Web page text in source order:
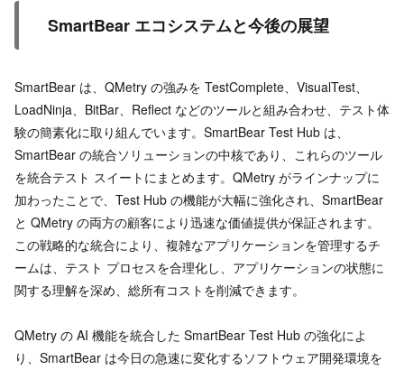
SmartBear エコシステムと今後の展望
SmartBear は、QMetry の強みを TestComplete、VisualTest、
LoadNinja、BitBar、Reflect などのツールと組み合わせ、テスト体
験の簡素化に取り組んでいます。SmartBear Test Hub は、
SmartBear の統合ソリューションの中核であり、これらのツール
を統合テスト スイートにまとめます。QMetry がラインナップに
加わったことで、Test Hub の機能が大幅に強化され、SmartBear
と QMetry の両方の顧客により迅速な価値提供が保証されます。
この戦略的な統合により、複雑なアプリケーションを管理するチ
ームは、テスト プロセスを合理化し、アプリケーションの状態に
関する理解を深め、総所有コストを削減できます。
QMetry の AI 機能を統合した SmartBear Test Hub の強化によ
り、SmartBear は今日の急速に変化するソフトウェア開発環境を